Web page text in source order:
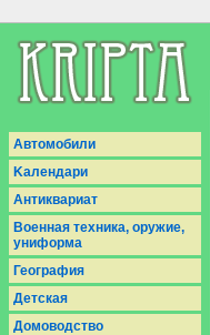
Aвтомобили
Kалендари
Антиквариат
Военная техника, оружие,
униформа
География
Детская
Домоводство